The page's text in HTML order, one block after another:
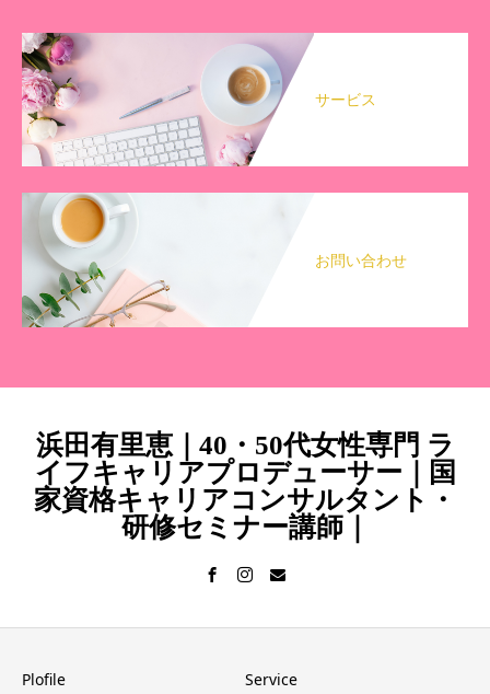
サービス
お問い合わせ
浜田有里恵｜40・50代女性専門 ラ
イフキャリアプロデューサー｜国
家資格キャリアコンサルタント・
研修セミナー講師｜
Plofile Service